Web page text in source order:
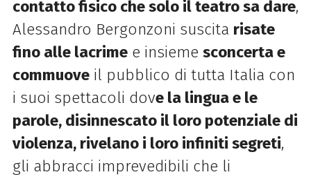
contatto fisico che solo il teatro sa dare,
Alessandro Bergonzoni suscita risate
fino alle lacrimee insieme sconcerta e
commuoveil pubblico di tutta Italia con
i suoi spettacoli dove la lingua e le
parole, disinnescato il loro potenziale di
violenza, rivelano i loro infiniti segreti,
gli abbracci imprevedibili che li